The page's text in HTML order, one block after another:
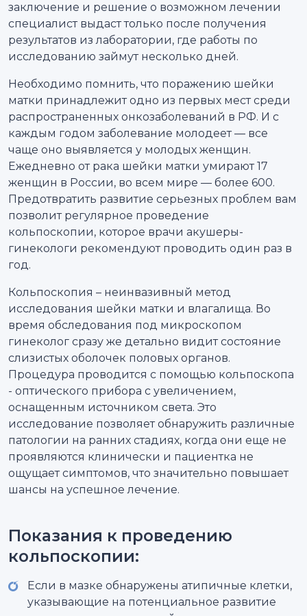
заключение и решение о возможном лечении
специалист выдаст только после получения
результатов из лаборатории, где работы по
исследованию займут несколько дней.
Необходимо помнить, что поражению шейки
матки принадлежит одно из первых мест среди
распространенных онкозаболеваний в РФ. И с
каждым годом заболевание молодеет — все
чаще оно выявляется у молодых женщин.
Ежедневно от рака шейки матки умирают 17
женщин в России, во всем мире — более 600.
Предотвратить развитие серьезных проблем вам
позволит регулярное проведение
кольпоскопии, которое врачи акушеры-
гинекологи рекомендуют проводить один раз в
год.
Кольпоскопия – неинвазивный метод
исследования шейки матки и влагалища. Во
время обследования под микроскопом
гинеколог сразу же детально видит состояние
слизистых оболочек половых органов.
Процедура проводится с помощью кольпоскопа
- оптического прибора с увеличением,
оснащенным источником света. Это
исследование позволяет обнаружить различные
патологии на ранних стадиях, когда они еще не
проявляются клинически и пациентка не
ощущает симптомов, что значительно повышает
шансы на успешное лечение.
Показания к проведению
кольпоскопии:
Если в мазке обнаружены атипичные клетки,
указывающие на потенциальное развитие